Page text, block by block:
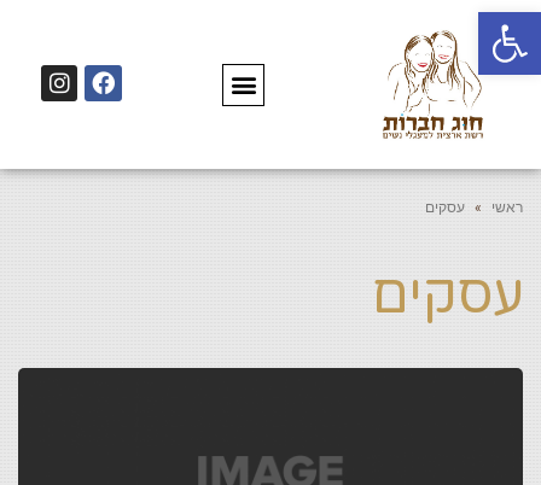
פתח סרגל נגישות
ראשי » עסקים
עסקים